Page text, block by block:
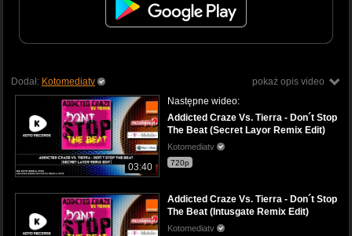
pokaż opis video
Dodał: Kotomediatv
03:40
Następne wideo:
Addicted Craze Vs. Tierra - Don´t Stop
The Beat (Secret Layor Remix Edit)
Kotomediatv
720p
Addicted Craze Vs. Tierra - Don´t Stop
The Beat (Intusgate Remix Edit)
Kotomediatv